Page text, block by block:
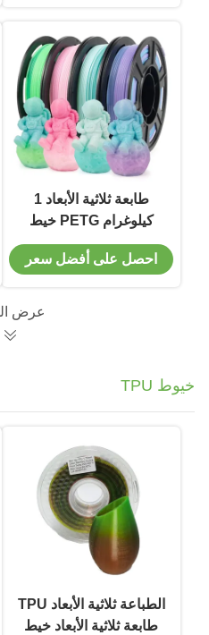
طابعة ثلاثية الأبعاد 1
كيلوغرام PETG خيط
شبه شفافية منحدر لون
3D الطباعة المستهلكاتاحصل على أفضل سعر
عرض
خيوط TPU
الطباعة ثلاثية الأبعاد TPU
طابعة ثلاثية الأبعاد خيط